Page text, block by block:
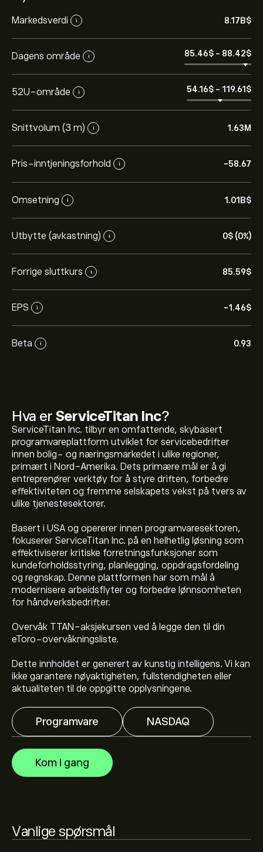
Markedsverdi i 8.17B‎$‎
Dagens område i 85.46‎$‎ - 88.42‎$‎
52U-område i 54.16‎$‎ - 119.61‎$‎
Snittvolum (3 m) i 1.63M
Pris-inntjeningsforhold i -58.67
Omsetning i 1.01B‎$‎
Utbytte (avkastning) i 0‎$‎ (0%)
Forrige sluttkurs i 85.59‎$‎
EPS i -1.46‎$‎
Beta i 0.93
Hva er ServiceTitan Inc?
ServiceTitan Inc. tilbyr en omfattende, skybasert
programvareplattform utviklet for servicebedrifter
innen bolig- og næringsmarkedet i ulike regioner,
primært i Nord-Amerika. Dets primære mål er å gi
entreprenører verktøy for å styre driften, forbedre
effektiviteten og fremme selskapets vekst på tvers av
ulike tjenestesektorer.
Basert i USA og opererer innen programvaresektoren,
fokuserer ServiceTitan Inc. på en helhetlig løsning som
effektiviserer kritiske forretningsfunksjoner som
kundeforholdsstyring, planlegging, oppdragsfordeling
og regnskap. Denne plattformen har som mål å
modernisere arbeidsflyter og forbedre lønnsomheten
for håndverksbedrifter.
Overvåk TTAN-aksjekursen ved å legge den til din
eToro-overvåkningsliste.
Dette innholdet er generert av kunstig intelligens. Vi kan
ikke garantere nøyaktigheten, fullstendigheten eller
aktualiteten til de oppgitte opplysningene.
Programvare NASDAQ
Kom i gang
Vanlige spørsmål
Den nåværende prisen på TTAN er 88.17‎$‎.
Det gjennomsnittlige kursmålet for ServiceTitan Inc er
88.17‎$‎.Registrer degpå eToro for detaljerte
forventninger og kursmål fra analytikere.
Analytikere gir forventninger for ServiceTitan Inc basert
på markedstrender, finansielle rapporter og forventet
vekst. Sjekk de nyeste forventningene for fremtidige
prisbevegelser.
Markedsverdien til ServiceTitan Inc er 8.17B‎$‎
kjøp.